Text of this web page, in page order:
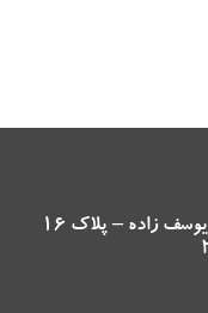
نواب-انتهای خیابان هاشمی-نبش کوچه یوسف زاده – پلاک 16